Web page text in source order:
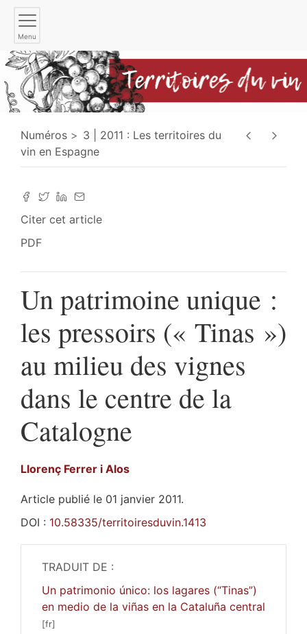
Menu
Numéros
3 | 2011 : Les territoires du
vin en Espagne
Citer cet article
PDF
Un patrimoine unique :
les pressoirs (« Tinas »)
au milieu des vignes
dans le centre de la
Catalogne
Llorenç Ferrer i Alos
Article publié le 01 janvier 2011.
DOI : 10.58335/territoiresduvin.1413
TRADUIT DE :
Un patrimonio único: los lagares (“Tinas”)
en medio de la viñas en la Cataluña central